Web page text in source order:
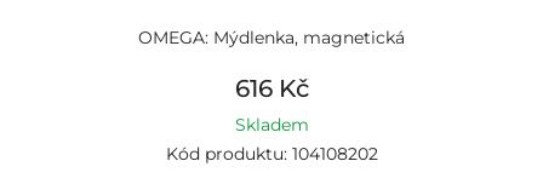
OMEGA: Mýdlenka, magnetická
616 Kč
Skladem
Kód produktu: 104108202